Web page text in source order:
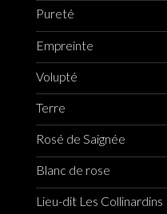
Pureté
Empreinte
Volupté
Terre
Rosé de Saignée
Blanc de rose
Lieu-dit Les Collinardins